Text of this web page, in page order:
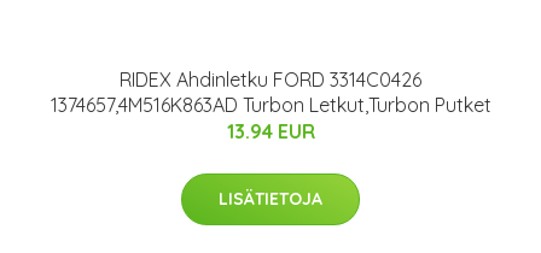
RIDEX Ahdinletku FORD 3314C0426
1374657,4M516K863AD Turbon Letkut,Turbon Putket
13.94 EUR
LISÄTIETOJA